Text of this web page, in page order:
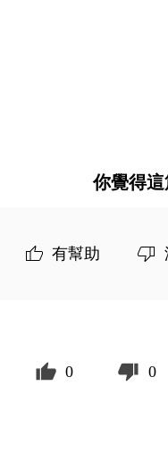
你覺得
有幫助
0 0